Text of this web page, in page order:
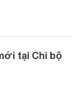
tại Chi bộ